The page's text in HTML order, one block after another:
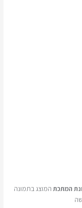
המתכת המוצג בתמונה